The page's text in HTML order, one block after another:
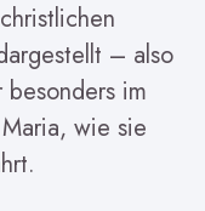
– also
im
wie sie